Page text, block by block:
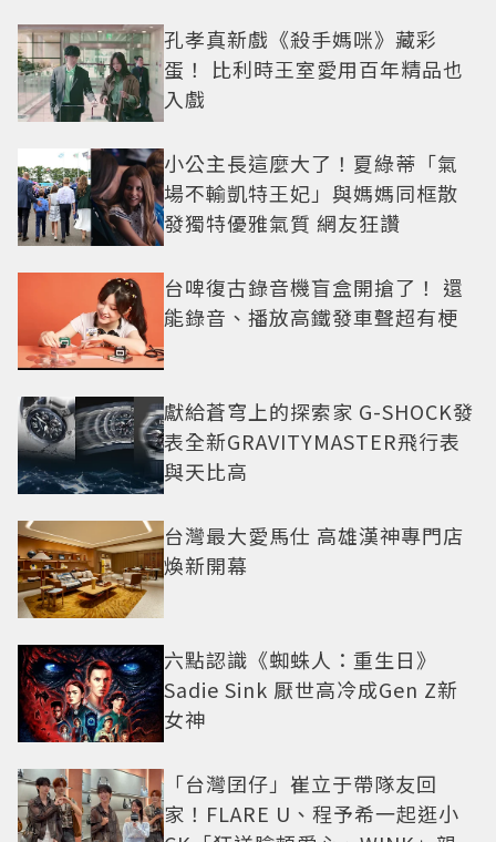
孔孝真新戲《殺手媽咪》藏彩
蛋！ 比利時王室愛用百年精品也
入戲
小公主長這麼大了！夏綠蒂「氣
場不輸凱特王妃」與媽媽同框散
發獨特優雅氣質 網友狂讚
台啤復古錄音機盲盒開搶了！ 還
能錄音、播放高鐵發車聲超有梗
獻給蒼穹上的探索家 G-SHOCK發
表全新GRAVITYMASTER飛行表
與天比高
台灣最大愛馬仕 高雄漢神專門店
煥新開幕
六點認識《蜘蛛人：重生日》
Sadie Sink 厭世高冷成Gen Z新
女神
「台灣囝仔」崔立于帶隊友回
家！FLARE U、程予希一起逛小